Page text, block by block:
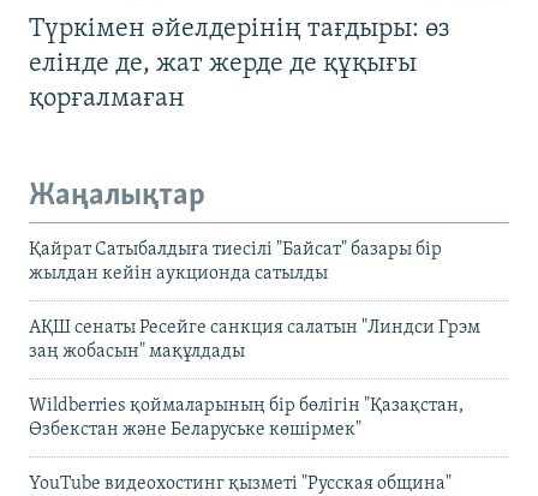
Түркімен әйелдерінің тағдыры: өз
елінде де, жат жерде де құқығы
қорғалмаған
Жаңалықтар
Қайрат Сатыбалдыға тиесілі "Байсат" базары бір
жылдан кейін аукционда сатылды
АҚШ сенаты Ресейге санкция салатын "Линдси Грэм
заң жобасын" мақұлдады
Wildberries қоймаларының бір бөлігін "Қазақстан,
Өзбекстан және Беларуське көшірмек"
YouTube видеохостинг қызметі "Русская община"